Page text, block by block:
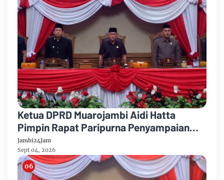
Ketua DPRD Muarojambi Aidi Hatta
Pimpin Rapat Paripurna Penyampaian
Rancangan Perubahan KUA-PPAS Tahun
Anggaran 2026
Jambi24Jam
Sept 04, 2026